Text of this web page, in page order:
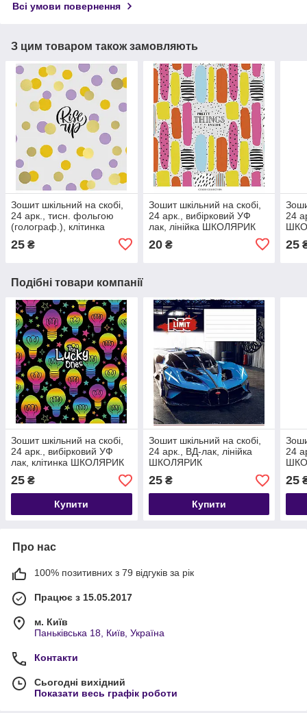
Всі умови повернення
З цим товаром також замовляють
Зошит шкільний на скобі,
24 арк., тисн. фольгою
(голограф.), клітинка
25 ₴
Зошит шкільний на скобі,
24 арк., вибірковий УФ
лак, лінійка ШКОЛЯРИК
20₴
24
25
Подібні товари компанії
Зошит шкільний на скобі,
24 арк., вибірковий УФ
лак, клітинка ШКОЛЯРИК
25 ₴
Купити
Зошит шкільний на скобі,
24 арк., ВД-лак, лінійка
ШКОЛЯРИК
25₴
Купити
24
25
Про нас
100% позитивних з 79 відгуків за рік
Працює з 15.05.2017
м. Київ
Паньківська 18, Київ, Україна
Контакти
Сьогодні вихідний
Показати весь графік роботи